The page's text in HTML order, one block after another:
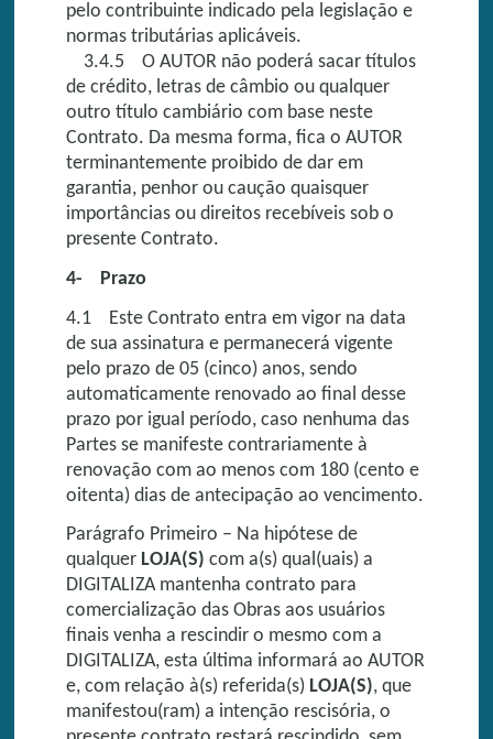
pelo contribuinte indicado pela legislação e
normas tributárias aplicáveis.
3.4.5 O AUTOR não poderá sacar títulos
de crédito, letras de câmbio ou qualquer
outro título cambiário com base neste
Contrato. Da mesma forma, fica o AUTOR
terminantemente proibido de dar em
garantia, penhor ou caução quaisquer
importâncias ou direitos recebíveis sob o
presente Contrato.
4- Prazo
4.1 Este Contrato entra em vigor na data
de sua assinatura e permanecerá vigente
pelo prazo de 05 (cinco) anos, sendo
automaticamente renovado ao final desse
prazo por igual período, caso nenhuma das
Partes se manifeste contrariamente à
renovação com ao menos com 180 (cento e
oitenta) dias de antecipação ao vencimento.
Parágrafo Primeiro – Na hipótese de
qualquer LOJA(S) com a(s) qual(uais) a
DIGITALIZA mantenha contrato para
comercialização das Obras aos usuários
finais venha a rescindir o mesmo com a
DIGITALIZA, esta última informará ao AUTOR
e, com relação à(s) referida(s) LOJA(S), que
manifestou(ram) a intenção rescisória, o